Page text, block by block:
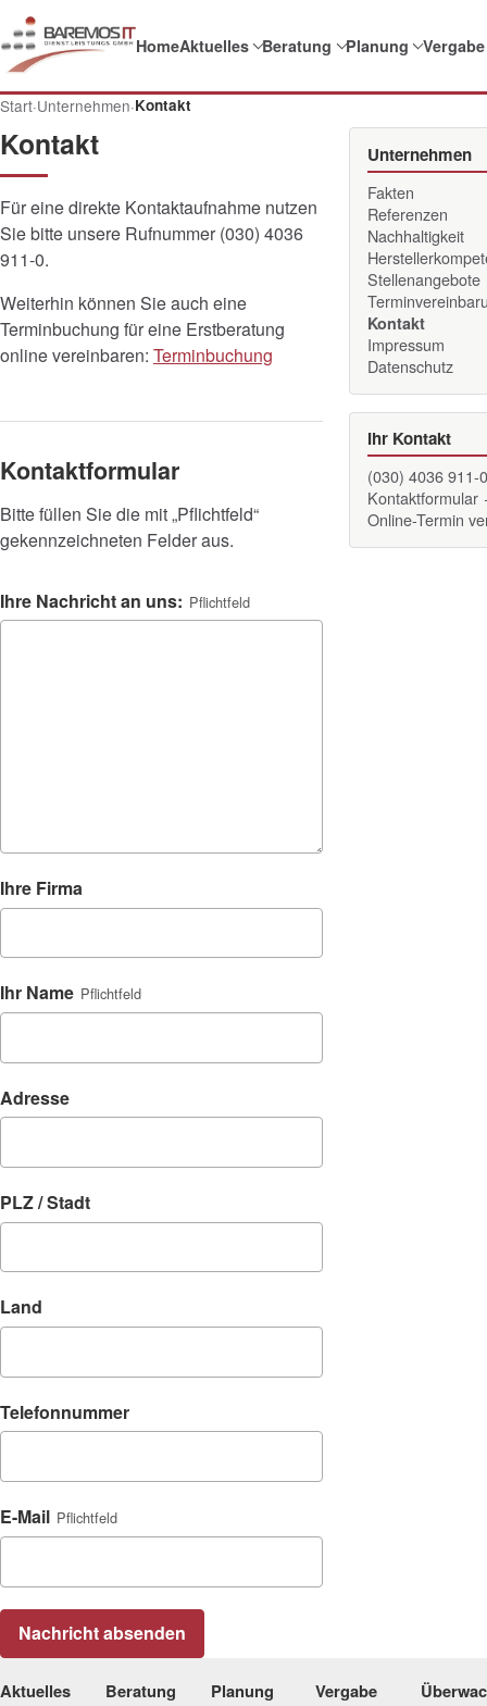
HomeAktuelles Beratung Planung Vergabe
Start·Unternehmen·Kontakt
Kontakt
Für eine direkte Kontaktaufnahme nutzen
Sie bitte unsere Rufnummer (030) 4036
911-0.
Weiterhin können Sie auch eine
Terminbuchung für eine Erstberatung
online vereinbaren: Terminbuchung
Kontaktformular
Bitte füllen Sie die mit „Pflichtfeld“
gekennzeichneten Felder aus.
Ihre Nachricht an uns: Pflichtfeld
Ihre Firma
Ihr Name Pflichtfeld
Adresse
PLZ / Stadt
Land
Telefonnummer
E-Mail Pflichtfeld
Website
Nachricht absenden
Unternehmen
Fakten
Referenzen
Nachhaltigkeit
Stellenangebote
Kontakt
Impressum
Datenschutz
Ihr Kontakt
(030) 4036 911-
Online-Termin
Aktuelles Beratung Planung Vergabe